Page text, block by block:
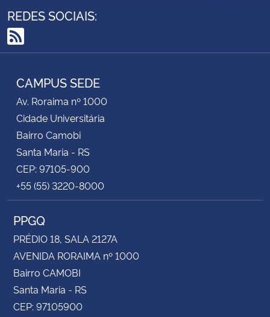
REDES SOCIAIS:
RSS
CAMPUS SEDE
Av. Roraima nº 1000
Cidade Universitária
Bairro Camobi
Santa Maria - RS
CEP: 97105-900
+55 (55) 3220-8000
PPGQ
PRÉDIO 18, SALA 2127A
AVENIDA RORAIMA nº 1000
Bairro CAMOBI
Santa Maria - RS
CEP: 97105900